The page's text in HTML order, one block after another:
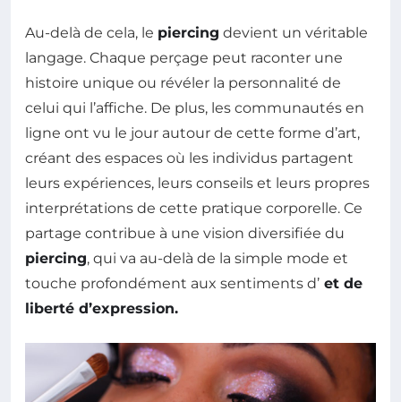
Au-delà de cela, le piercing devient un véritable
langage. Chaque perçage peut raconter une
histoire unique ou révéler la personnalité de
celui qui l’affiche. De plus, les communautés en
ligne ont vu le jour autour de cette forme d’art,
créant des espaces où les individus partagent
leurs expériences, leurs conseils et leurs propres
interprétations de cette pratique corporelle. Ce
partage contribue à une vision diversifiée du
piercing, qui va au-delà de la simple mode et
touche profondément aux sentiments d’ et de
liberté d’expression.